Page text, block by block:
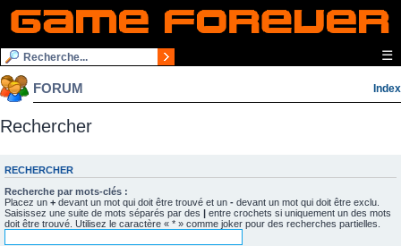
☰
FORUM Index
Rechercher
RECHERCHER
Recherche par mots-clés :
Placez un + devant un mot qui doit être trouvé et un - devant un mot qui doit être exclu.
Saisissez une suite de mots séparés par des | entre crochets si uniquement un des mots
doit être trouvé. Utilisez le caractère « * » comme joker pour des recherches partielles.